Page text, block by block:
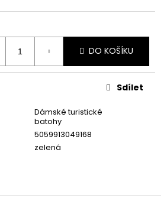
DO KOŠÍKU
Dámské turistické
batohy
5059913049168
zelená
Sdílet